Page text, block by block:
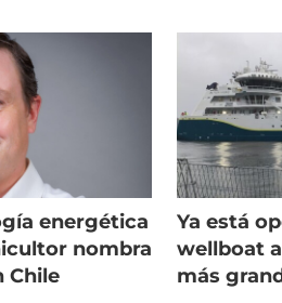
energética
nombra
Chile
Ya está
wellboat
más